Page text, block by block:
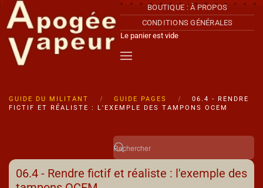
Accéder au contenu principal
BOUTIQUE : À PROPOS
CONDITIONS GÉNÉRALES
Le panier est vide
GUIDE DU MILITANT GUIDE PAGES
06.4 - RENDRE
FICTIF ET RÉALISTE : L'EXEMPLE DES TAMPONS OCEM
06.4 - Rendre fictif et réaliste : l'exemple des